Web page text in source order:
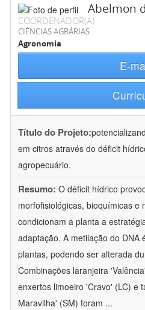
Abelmon
COORDENADOR(A)
CIÊNCIAS AGRÁRIAS
Agronomia
E-
Título do Projeto:
em citros através do déficit
agropecuário.
Resumo: O déficit hídrico
morfofisiológicas, bioquímicas e
condicionam a planta a
adaptação. A metilação do DNA
plantas, podendo ser alterada
Combinações laranjeira
enxertos limoeiro 'Cravo' (LC) e
Maravilha' (SM) foram ...